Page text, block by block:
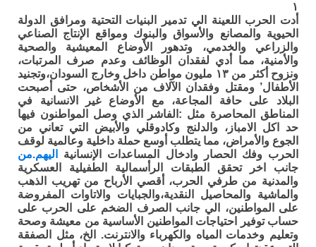
١
أدت الحرب اللعينة الي تدمير البنيات التحتية ومرافق الدولة
الحيوية والمصانع والأسواق والبنوك ومواقع الإنتاج الصناعي
والزراعي والخدمي، وتدهور الأوضاع المعيشية والصحية
والأمنية، مما أدي لفقدان الوظائف وعدم صرف المرتبات،
ونزوح أكثر من ١٣ مليون مواطن داخل وخارج السودان،وتجنيد
الأطفال’ ومقتل وفقدان الآلاف من الأشخاص، حتى أصبحت
البلاد على حافة المجاعة، مع الأوضاع غير الانسانية في
المناطق المحاصرة مثل :الفاشر الذي وصل المواطنون فيها
حد اكل الامباز، والدلنج وكادوقلي والأبيض التي تعاني من
الجوع والأمراض، مما يتطلب أوسع حملة داخلية وعالمية لوقف
الحرب وفك الحصار وادخال المساعدات الإنسانية
اليهم.من
جانب اخر تحقق الطبقات الرأسمالية الطفيلية العسكرية
والمدنية من طرفي الحرب، أقصي الأرباح من تهريب الذهب
والماشية والمحاصيل النقدية،والجبايات والاتاوات المفروضة
على المواطنين، الي جانب الصرف الضخم على الحرب على
حساب توفير احتياجات المواطنين الأساسية من معيشة وصحة
وتعليم وخدمات المياه والكهرباء والانترنت. الخ، مثل الصفقة